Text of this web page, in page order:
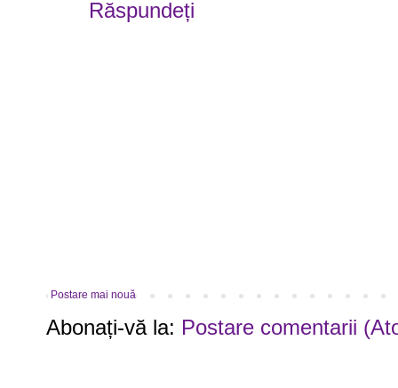
Răspundeți
Postare mai nouă
Abonați-vă la: Postare comentarii